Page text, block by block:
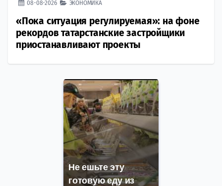
08-08-2026 ЭКОНОМИКА
«Пока ситуация регулируемая»: на фоне
рекордов татарстанские застройщики
приостанавливают проекты
Не ешьте эту
готовую еду из